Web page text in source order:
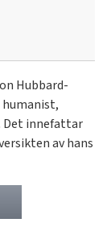
Hubbard-
humanist,
Det innefattar
av hans